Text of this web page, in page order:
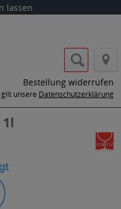
lassen
Bestellung widerrufen
gilt unsere Datenschutzerklärung